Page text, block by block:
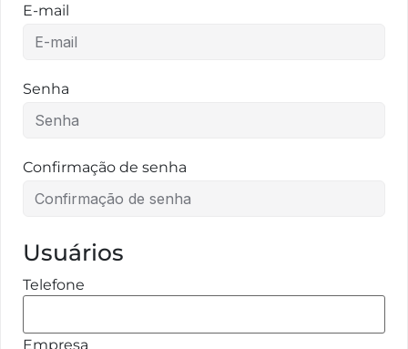
E-mail
Senha
Confirmação de senha
Usuários
Telefone
Empresa